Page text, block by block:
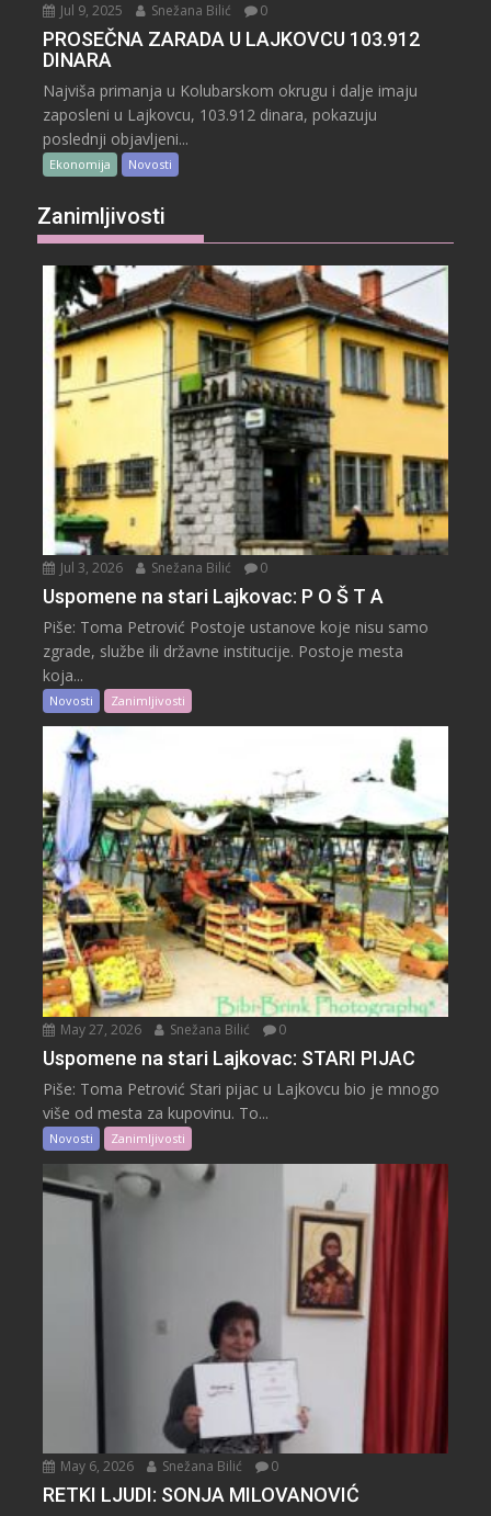
Jul 9, 2025 Snežana Bilić 0
PROSEČNA ZARADA U LAJKOVCU 103.912
DINARA
Najviša primanja u Kolubarskom okrugu i dalje imaju
zaposleni u Lajkovcu, 103.912 dinara, pokazuju
poslednji objavljeni...
Ekonomija Novosti
Zanimljivosti
Jul 3, 2026 Snežana Bilić 0
Uspomene na stari Lajkovac: P O Š T A
Piše: Toma Petrović Postoje ustanove koje nisu samo
zgrade, službe ili državne institucije. Postoje mesta
koja...
Novosti Zanimljivosti
May 27, 2026 Snežana Bilić 0
Uspomene na stari Lajkovac: STARI PIJAC
Piše: Toma Petrović Stari pijac u Lajkovcu bio je mnogo
više od mesta za kupovinu. To...
Novosti Zanimljivosti
May 6, 2026 Snežana Bilić 0
RETKI LJUDI: SONJA MILOVANOVIĆ